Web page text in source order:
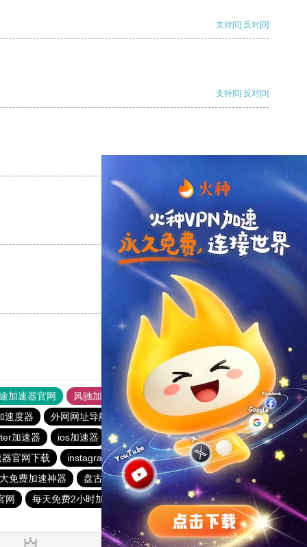
支持[0] 反对[0]
支持[0] 反对[0]
支持 [0] 反对 [0]
支持
加速器官网 风驰加速器
旋风加速器
速度器
外网网址导航 软件中心 雷霆加速
狂飙加速器
加速器
ios加速器 快喵vp加速器
雷霆vp加速器
官网下载
instagram免费加速器
火箭vp加速器官网
免费加速神器
盘古加速器
原子加速app下载安装
网
每天免费2小时加速器 极光aurora加速器 河马加速